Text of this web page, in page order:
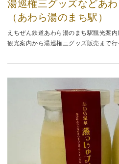
湯巡権三グッズなどあ
（あわら湯のまち駅）
えちぜん鉄道あわら湯のまち駅観光案内
観光案内から湯巡権三グッズ販売まで